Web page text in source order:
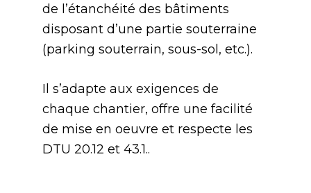
de l’étanchéité des bâtiments
disposant d’une partie souterraine
(parking souterrain, sous-sol, etc.).
Il s’adapte aux exigences de
chaque chantier, offre une facilité
de mise en oeuvre et respecte les
DTU 20.12 et 43.1..